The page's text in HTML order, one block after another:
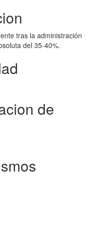
tras la administración
del 35-40%.
de